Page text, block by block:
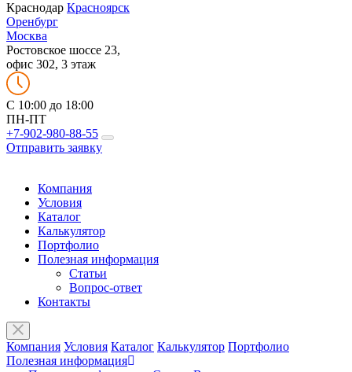
Краснодар Красноярск
Оренбург
Москва
Ростовское шоссе 23,
офис 302, 3 этаж
C 10:00 до 18:00
ПН-ПТ
+7-902-980-88-55
Отправить заявку
Компания
Условия
Каталог
Калькулятор
Портфолио
Полезная информация
Статьи
Вопрос-ответ
Контакты
Компания Условия Каталог Калькулятор Портфолио
Полезная информация